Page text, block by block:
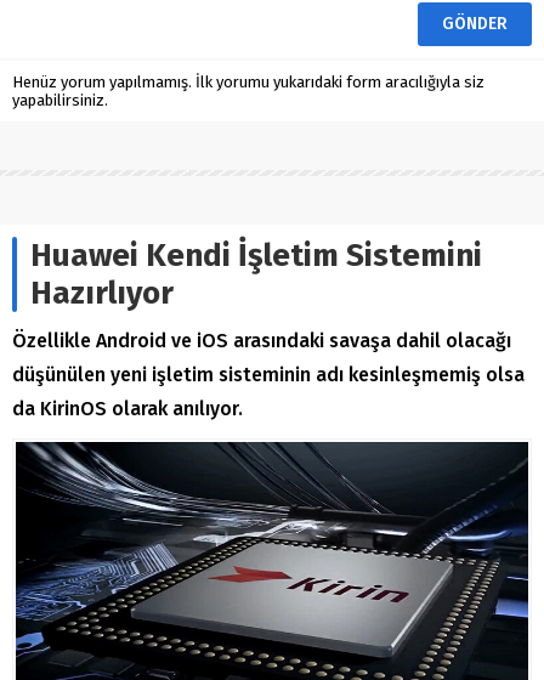
Henüz yorum yapılmamış. İlk yorumu yukarıdaki form aracılığıyla siz
yapabilirsiniz.
Huawei Kendi İşletim Sistemini
Hazırlıyor
Özellikle Android ve iOS arasındaki savaşa dahil olacağı
düşünülen yeni işletim sisteminin adı kesinleşmemiş olsa
da KirinOS olarak anılıyor.